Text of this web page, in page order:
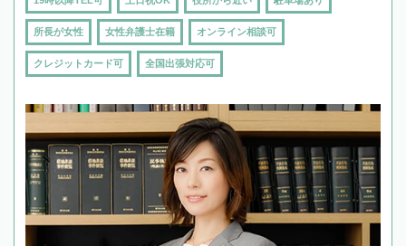
所長が女性 女性弁護士在籍 オンライン相談可
クレジットカード可 全国出張対応可